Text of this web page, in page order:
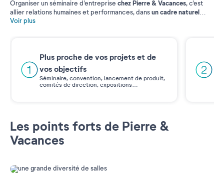
Organiser un séminaire d'entreprise chez Pierre & Vacances, c'est
allier relations humaines et performances, dansun cadre naturel
idéal et dépaysant, dans les plus belles régions de France et
offre est adaptée à toutes vos exigences à la campagne, à la
montagne et au bord de la mer.
Voir plus
Plus proche de vos projets et de
vos objectifs
Séminaire, convention, lancement de produit,
comités de direction, expositions…
Les points forts de Pierre &
Vacances